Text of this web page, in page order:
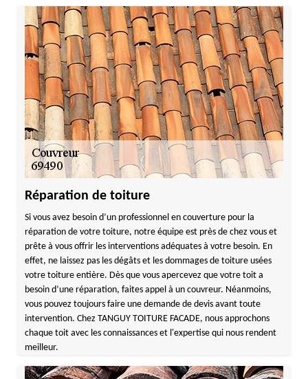
Réparation de toiture
Si vous avez besoin d’un professionnel en couverture pour la
réparation de votre toiture, notre équipe est près de chez vous et
prête à vous offrir les interventions adéquates à votre besoin. En
effet, ne laissez pas les dégâts et les dommages de toiture usées
votre toiture entière. Dès que vous apercevez que votre toit a
besoin d’une réparation, faites appel à un couvreur. Néanmoins,
vous pouvez toujours faire une demande de devis avant toute
intervention. Chez TANGUY TOITURE FACADE, nous approchons
chaque toit avec les connaissances et l'expertise qui nous rendent
meilleur.